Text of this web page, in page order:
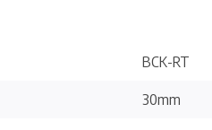
BCK-RT
30mm